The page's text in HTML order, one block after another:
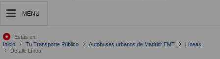
MENU
Estás en:
Inicio
Tu Transporte Público Autobuses urbanos de Madrid: EMT
Líneas
Detalle Línea